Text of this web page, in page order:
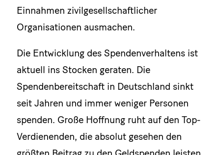
Einnahmen zivilgesellschaftlicher
Organisationen ausmachen.
Die Entwicklung des Spendenverhaltens ist
aktuell ins Stocken geraten. Die
Spendenbereitschaft in Deutschland sinkt
seit Jahren und immer weniger Personen
spenden. Große Hoffnung ruht auf den Top-
Verdienenden, die absolut gesehen den